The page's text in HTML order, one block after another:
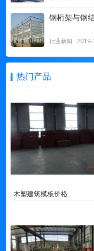
钢桁架与钢
行业新闻 2019-
热门产品
木塑建筑模板价格